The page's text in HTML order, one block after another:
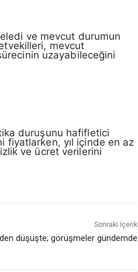
ve mevcut durumun
mevcut
uzayabileceğini
duruşunu hafifletici
fiyatlarken, yıl içinde en az
ve ücret verilerini
Sonraki İçerik
düşüşte; görüşmeler gündemde